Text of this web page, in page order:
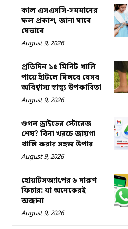
কাল এসএসসি-সমমানের
ফল প্রকাশ, জানা যাবে
যেভাবে
August 9, 2026
প্রতিদিন ১৫ মিনিট খালি
পায়ে হাঁটলে মিলবে যেসব
অবিশ্বাস্য স্বাস্থ্য উপকারিতা
August 9, 2026
গুগল ড্রাইভের স্টোরেজ
শেষ? বিনা খরচে জায়গা
খালি করার সহজ উপায়
August 9, 2026
হোয়াটসঅ্যাপের ৬ দারুণ
ফিচার: যা অনেকেরই
অজানা
August 9, 2026